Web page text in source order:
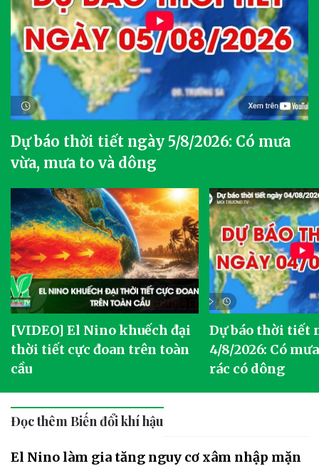
Dự báo thời tiết ngày 5/8/2026: Có mưa
vừa, mưa to và dông
[VIDEO] El Nino khuếch đại
thời tiết cực đoan trên toàn
cầu
Dự báo thời tiết
4/8/2026: Có
rác có dông
Đọc thêm Biến đổi khí hậu
El Nino làm gia tăng nguy cơ xâm nhập mặn